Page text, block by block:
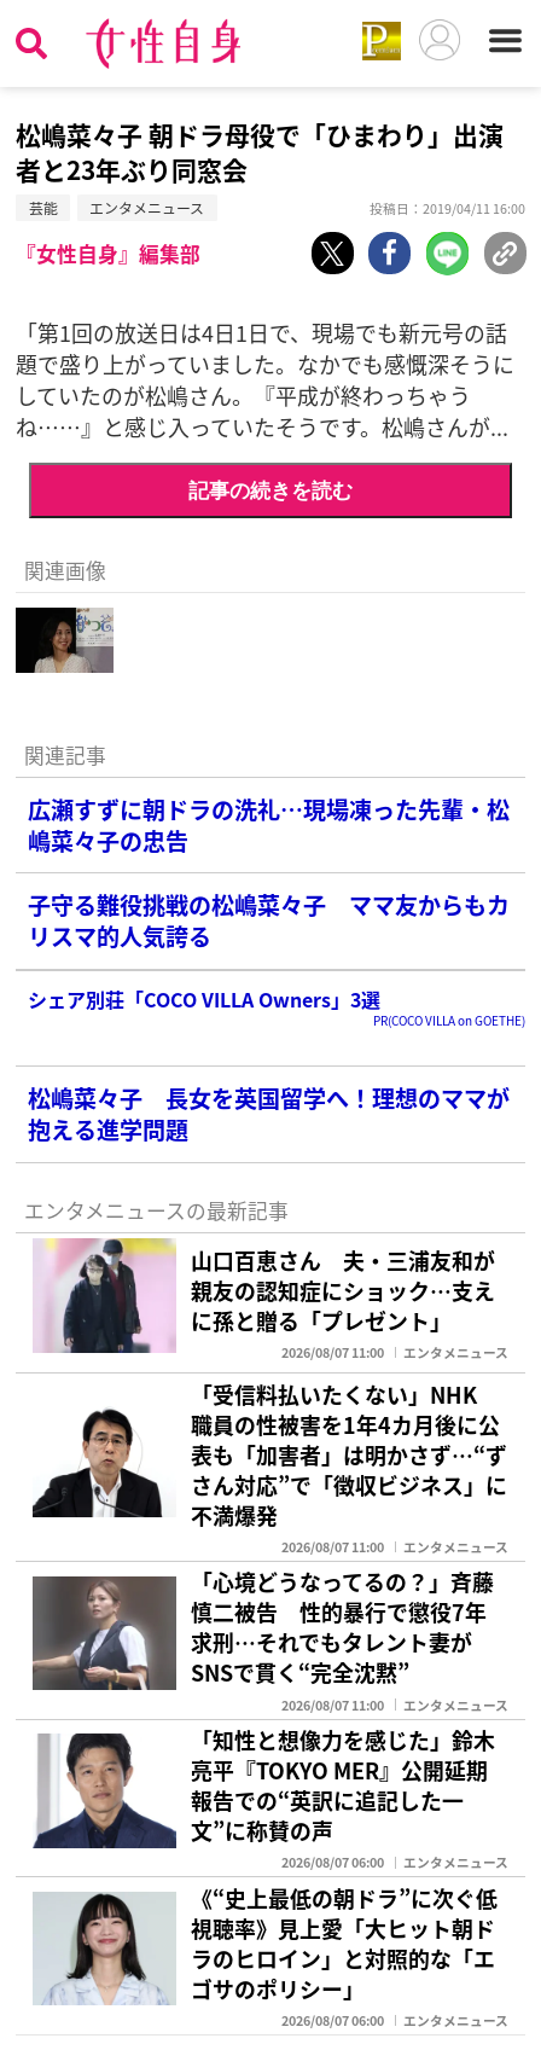
松嶋菜々子 朝ドラ母役で「ひまわり」出演
者と23年ぶり同窓会
芸能 エンタメニュース 投稿日：2019/04/11 16:00
『女性自身』編集部
「第1回の放送日は4日1日で、現場でも新元号の話
題で盛り上がっていました。なかでも感慨深そうに
していたのが松嶋さん。『平成が終わっちゃう
ね……』と感じ入っていたそうです。松嶋さんが...
記事の続きを読む
関連画像
関連記事
広瀬すずに朝ドラの洗礼…現場凍った先輩・松
嶋菜々子の忠告
子守る難役挑戦の松嶋菜々子 ママ友からもカ
リスマ的人気誇る
シェア別荘「COCO VILLA Owners」3選
PR(COCO VILLA on GOETHE)
松嶋菜々子 長女を英国留学へ！理想のママが
抱える進学問題
エンタメニュースの最新記事
山口百恵さん 夫・三浦友和が
親友の認知症にショック…支え
に孫と贈る「プレゼント」
2026/08/07 11:00 エンタメニュース
「受信料払いたくない」NHK
職員の性被害を1年4カ月後に公
表も「加害者」は明かさず…“ず
さん対応”で「徴収ビジネス」に
不満爆発
2026/08/07 11:00 エンタメニュース
「心境どうなってるの？」斉藤
慎二被告 性的暴行で懲役7年
求刑…それでもタレント妻が
SNSで貫く“完全沈黙”
2026/08/07 11:00 エンタメニュース
「知性と想像力を感じた」鈴木
亮平『TOKYO MER』公開延期
報告での“英訳に追記した一
文”に称賛の声
2026/08/07 06:00 エンタメニュース
《“史上最低の朝ドラ”に次ぐ低
視聴率》見上愛「大ヒット朝ド
ラのヒロイン」と対照的な「エ
ゴサのポリシー」
2026/08/07 06:00 エンタメニュース